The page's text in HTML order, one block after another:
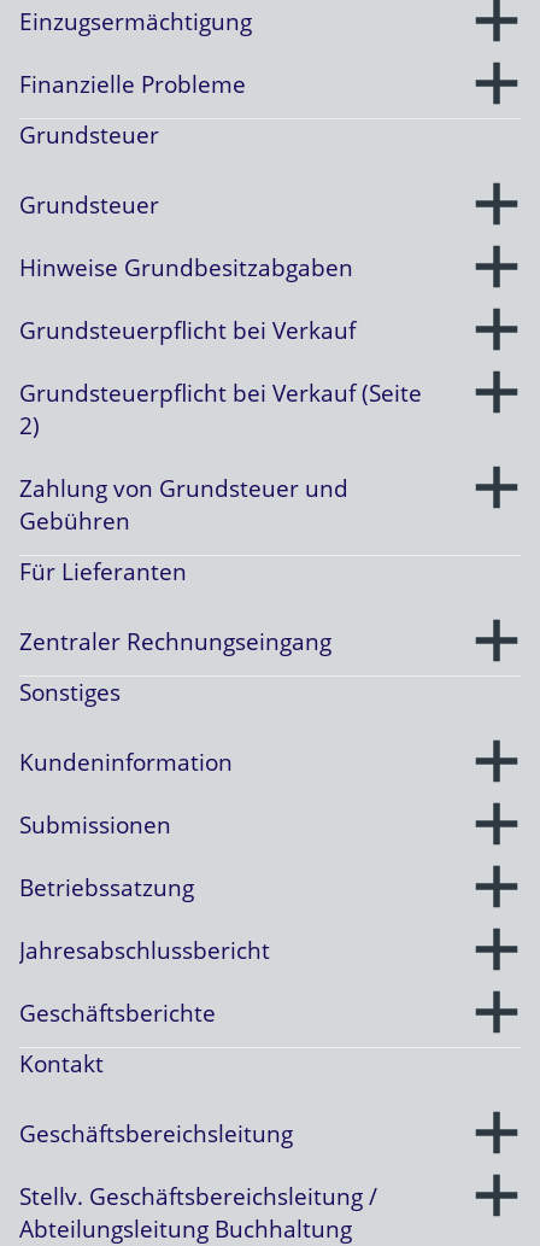
Einzugsermächtigung
Finanzielle Probleme
Grundsteuer
Grundsteuer
Hinweise Grundbesitzabgaben
Grundsteuerpflicht bei Verkauf
Grundsteuerpflicht bei Verkauf (Seite
2)
Zahlung von Grundsteuer und
Gebühren
Für Lieferanten
Zentraler Rechnungseingang
Sonstiges
Kundeninformation
Submissionen
Betriebssatzung
Jahresabschlussbericht
Geschäftsberichte
Kontakt
Geschäftsbereichsleitung
Stellv. Geschäftsbereichsleitung /
Abteilungsleitung Buchhaltung